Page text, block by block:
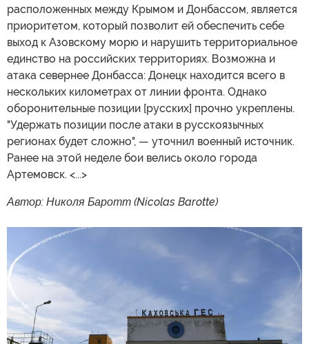
расположенных между Крымом и Донбассом, является
приоритетом, который позволит ей обеспечить себе
выход к Азовскому морю и нарушить территориальное
единство на российских территориях. Возможна и
атака севернее Донбасса: Донецк находится всего в
нескольких километрах от линии фронта. Однако
оборонительные позиции [русских] прочно укреплены.
"Удержать позиции после атаки в русскоязычных
регионах будет сложно", — уточнил военный источник.
Ранее на этой неделе бои велись около города
Артемовск. <...>
Автор: Николя Баротт (Nicolas Barotte)